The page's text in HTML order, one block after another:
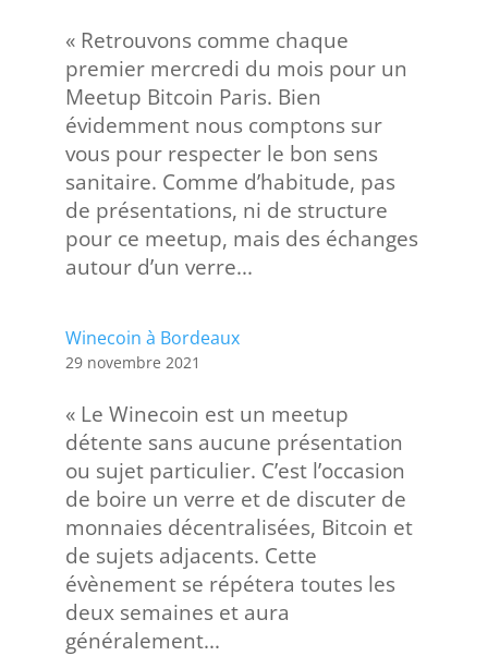
« Retrouvons comme chaque
premier mercredi du mois pour un
Meetup Bitcoin Paris. Bien
évidemment nous comptons sur
vous pour respecter le bon sens
sanitaire. Comme d’habitude, pas
de présentations, ni de structure
pour ce meetup, mais des échanges
autour d’un verre...
Winecoin à Bordeaux
29 novembre 2021
« Le Winecoin est un meetup
détente sans aucune présentation
ou sujet particulier. C’est l’occasion
de boire un verre et de discuter de
monnaies décentralisées, Bitcoin et
de sujets adjacents. Cette
évènement se répétera toutes les
deux semaines et aura
généralement...